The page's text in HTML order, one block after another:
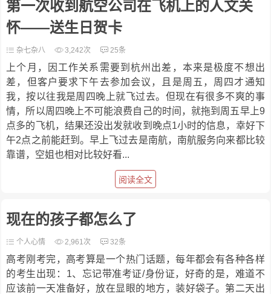
第一次收到航空公司在飞机上的人文关
怀——送生日贺卡
杂七杂八 3,242次 25条
上个月，因工作关系需要到杭州出差，本来是极度不想出
差，但客户要求下午去参加会议，且是周五，周四才通知
我，按以往我是周四晚上就飞过去。但现在有很多不爽的事
情，所以周四晚上不可能浪费自己的时间，就拖到周五早上9
点多的飞机，结果还没出发就收到晚点1小时的信息，幸好下
午2点之前能赶到。早上飞过去是南航，南航服务向来都比较
靠谱，空姐也相对比较好看...
阅读全文
现在的孩子都怎么了
个人心情 2,961次 32条
高考刚考完，高考算是一个热门话题，每年都会有各种各样
的考生出现：1、忘记带准考证/身份证，好奇的是，难道不
应该前一天准备好，放在显眼的地方，装好袋子。第二天出